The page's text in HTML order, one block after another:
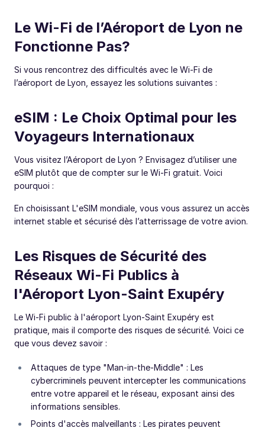
Le Wi-Fi de l’Aéroport de Lyon ne
Fonctionne Pas?
Si vous rencontrez des difficultés avec le Wi-Fi de
l’aéroport de Lyon, essayez les solutions suivantes :
eSIM : Le Choix Optimal pour les
Voyageurs Internationaux
Vous visitez l’Aéroport de Lyon ? Envisagez d’utiliser une
eSIM plutôt que de compter sur le Wi-Fi gratuit. Voici
pourquoi :
En choisissant L'eSIM mondiale, vous vous assurez un accès
internet stable et sécurisé dès l’atterrissage de votre avion.
Les Risques de Sécurité des
Réseaux Wi-Fi Publics à
l'Aéroport Lyon-Saint Exupéry
Le Wi-Fi public à l'aéroport Lyon-Saint Exupéry est
pratique, mais il comporte des risques de sécurité. Voici ce
que vous devez savoir :
Attaques de type "Man-in-the-Middle" : Les
cybercriminels peuvent intercepter les communications
entre votre appareil et le réseau, exposant ainsi des
informations sensibles.
Points d'accès malveillants : Les pirates peuvent